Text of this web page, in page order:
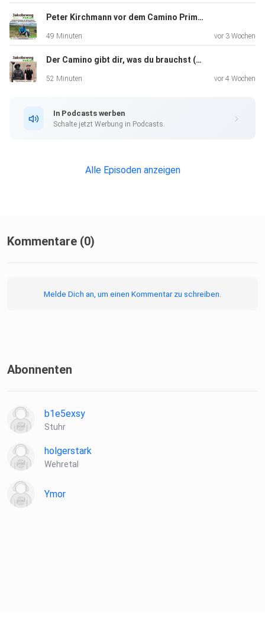
Peter Kirchmann vor dem Camino Primitivo – persönlich wie selten zuvor (265)
49 Minuten vor 3 Wochen
Der Camino gibt dir, was du brauchst (264) Wdh
52 Minuten vor 4 Wochen
In Podcasts werben
Schalte jetzt Werbung in Podcasts.
Alle Episoden anzeigen
Kommentare (0)
Melde Dich an, um einen Kommentar zu schreiben.
Abonnenten
b1e5exsy
Stuhr
holgerstark
Wehretal
Ymor